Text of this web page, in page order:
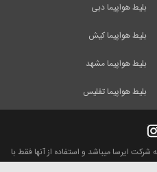
بلیط هواپیما دبی
بلیط هواپیما کیش
بلیط هواپیما مشهد
بلیط هواپیما تفلیس
ایرسا میباشد و استفاده از آنها فقط با